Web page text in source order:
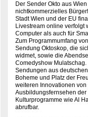
Der Sender Okto aus
nichtkommerzielles
Stadt Wien und der EU
Livestream online verfolgt
Computer als auch für
Zum Programmumfang
Sendung Oktoskop, die
widmet, sowie die
Comedyshow
Sendungen aus
Boheme und Platz der
weiteren Innovationen von
Ausbildungsfernsehen der
Kulturprogramme wie Al
abrufbar.